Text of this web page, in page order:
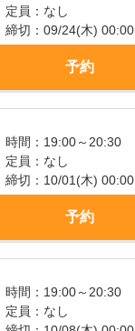
定員：なし
締切：09/24(木) 00:00
予約
時間：19:00～20:30
定員：なし
締切：10/01(木) 00:00
予約
時間：19:00～20:30
定員：なし